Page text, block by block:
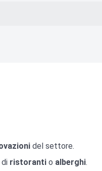
del settore.
ristoranti o alberghi.